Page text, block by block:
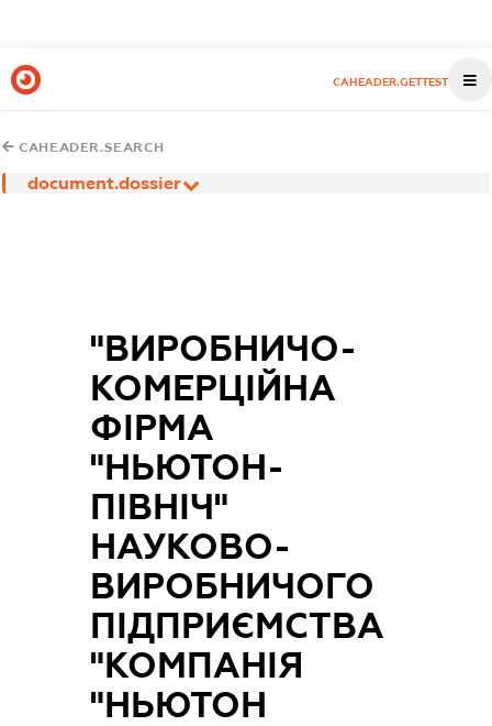
CAHEADER.GETTEST
CAHEADER.SEARCH
document.dossier
"ВИРОБНИЧО-
КОМЕРЦІЙНА
ФІРМА
"НЬЮТОН-
ПІВНІЧ"
НАУКОВО-
ВИРОБНИЧОГО
ПІДПРИЄМСТВА
"КОМПАНІЯ
"НЬЮТОН